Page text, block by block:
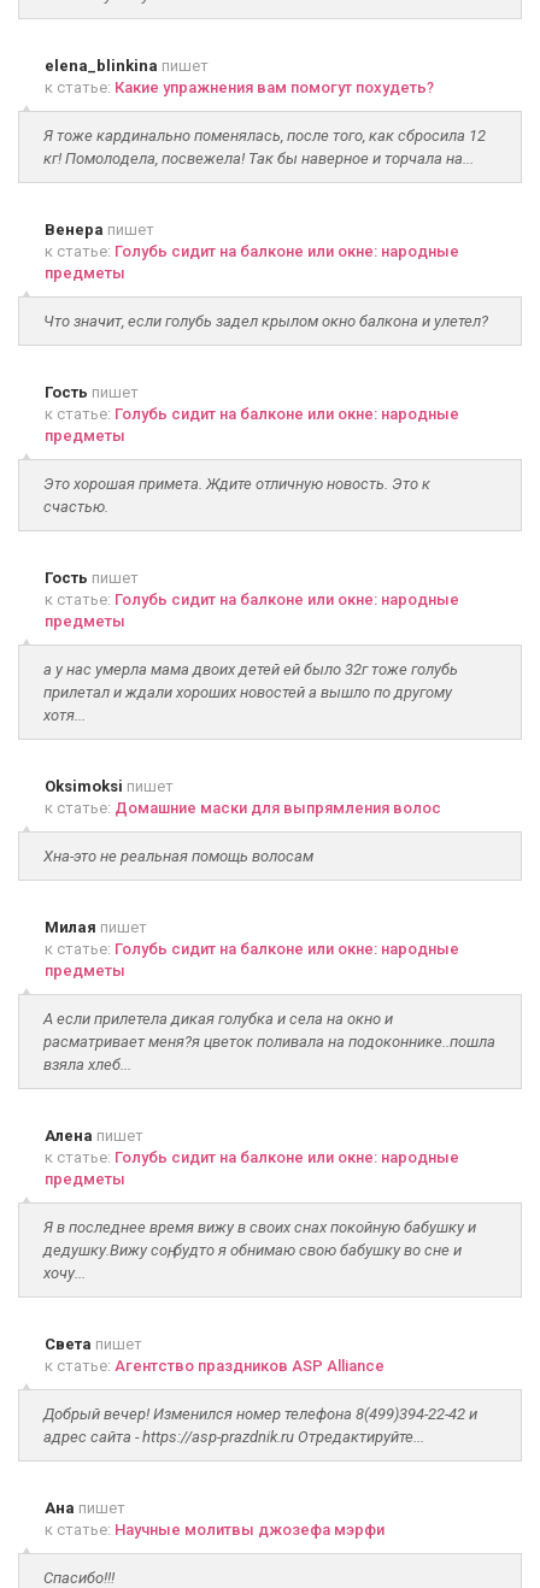
elena_blinkina пишет
к статье: Какие упражнения вам помогут похудеть?
Я тоже кардинально поменялась, после того, как сбросила 12
кг! Помолодела, посвежела! Так бы наверное и торчала на...
Венера пишет
к статье: Голубь сидит на балконе или окне: народные
предметы
Что значит, если голубь задел крылом окно балкона и улетел?
Гость пишет
к статье: Голубь сидит на балконе или окне: народные
предметы
Это хорошая примета. Ждите отличную новость. Это к
счастью.
Гость пишет
к статье: Голубь сидит на балконе или окне: народные
предметы
а у нас умерла мама двоих детей ей было 32г тоже голубь
прилетал и ждали хороших новостей а вышло по другому
хотя...
Oksimoksi пишет
к статье: Домашние маски для выпрямления волос
Хна-это не реальная помощь волосам
Милая пишет
к статье: Голубь сидит на балконе или окне: народные
предметы
А если прилетела дикая голубка и села на окно и
расматривает меня?я цветок поливала на подоконнике..пошла
взяла хлеб...
Алена пишет
к статье: Голубь сидит на балконе или окне: народные
предметы
Я в последнее время вижу в своих снах покойную бабушку и
дедушку.Вижу соң, будто я обнимаю свою бабушку во сне и
хочу...
Света пишет
к статье: Агентство праздников ASP Alliance
Добрый вечер! Изменился номер телефона 8(499)394-22-42 и
адрес сайта - https://asp-prazdnik.ru Отредактируйте...
Ана пишет
к статье: Научные молитвы джозефа мэрфи
Спасибо!!!